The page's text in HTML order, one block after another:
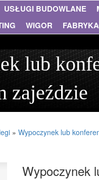
USŁUGI BUDOWLANE
WIGOR
lub
zajeździe
» Wypoczynek lub
Wypoczynek